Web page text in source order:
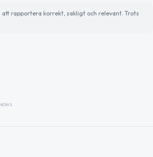
rapportera korrekt, sakligt och relevant. Trots